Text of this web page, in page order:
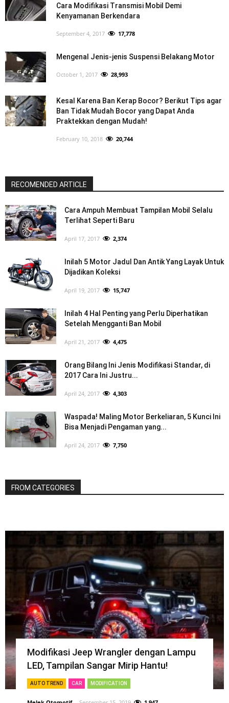
Cara Modifikasi Transmisi Mobil Demi
Kenyamanan Berkendara
September 4, 2017 17,778
Mengenal Jenis-jenis Suspensi Belakang Motor
October 1, 2017 28,993
Kesal Karena Ban Kerap Bocor? Berikut Tips agar
Ban Tidak Mudah Bocor yang Dapat Anda
Praktekkan dengan Mudah!
February 10, 2018 20,744
RECOMENDED ARTICLE
Cara Ampuh Membuat Tampilan Mobil Selalu
Terlihat Seperti Baru
April 17, 2017 2,374
Inilah 5 Motor Jadul Dan Antik Yang Layak Untuk
Dijadikan Koleksi
April 19, 2017 15,747
Inilah 4 Hal Penting yang Perlu Diperhatikan
Setelah Mengganti Ban Mobil
April 21, 2017 4,475
Orang Bilang Ini Jenis Modifikasi Standar, di
2017 Cara Ini Justru...
April 24, 2017 4,303
Waspada! Maling Motor Berkeliaran, 5 Kunci Ini
Bisa Menjadi Pengaman yang...
April 24, 2017 7,750
FROM CATEGORIES
Modifikasi Jeep Wrangler dengan Lampu
LED, Tampilan Sangar Mirip Hantu!
AUTO TREND CAR MODIFICATION